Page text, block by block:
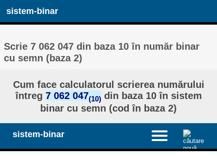
sistem-binar
Scrie 7 062 047 din baza 10 în număr binar
cu semn (baza 2)
Cum face calculatorul scrierea numărului
întreg 7 062 047(10) din baza 10 în sistem
binar cu semn (cod în baza 2)
sistem-binar